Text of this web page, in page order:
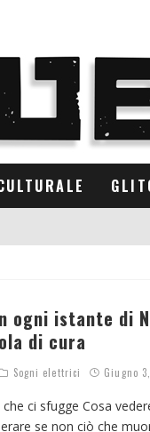
ogni istante di
di cura
Sogni elettrici Giugno
ci sfugge Cosa
se non ciò che